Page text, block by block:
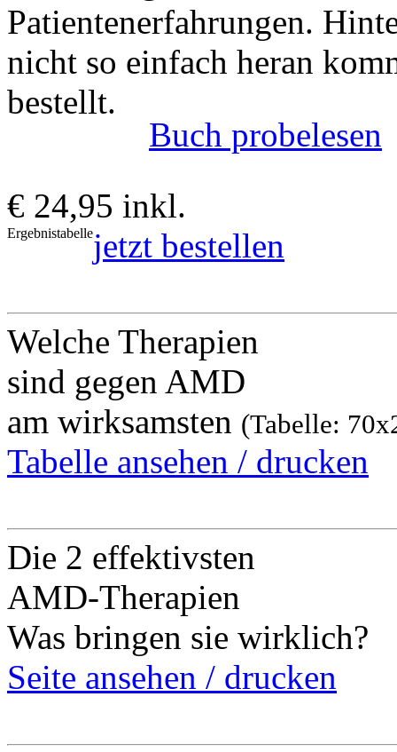
Patientenerfahrungen.
nicht so einfach heran
bestellt.
Buch probelesen
€ 24,95 inkl.
Ergebnistabellejetzt bestellen
Welche Therapien
sind gegen AMD
am wirksamsten (Tabelle:
Tabelle ansehen / drucken
Die 2 effektivsten
AMD-Therapien
Was bringen sie wirklich?
Seite ansehen / drucken